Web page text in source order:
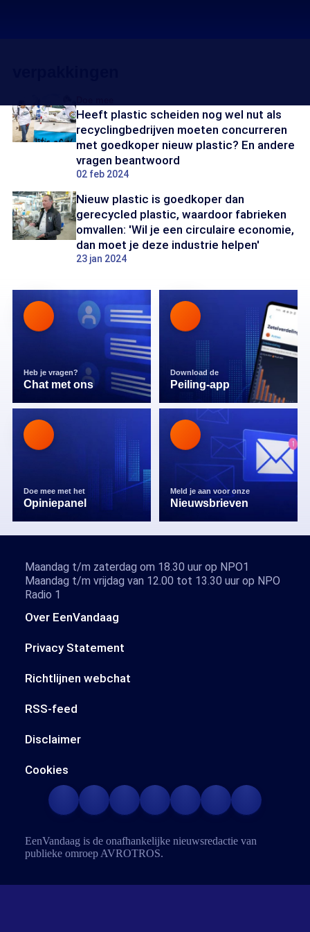
Heeft plastic scheiden nog wel nut als
recyclingbedrijven moeten concurreren
met goedkoper nieuw plastic? En andere
vragen beantwoord
02 feb 2024
Nieuw plastic is goedkoper dan
gerecycled plastic, waardoor fabrieken
omvallen: 'Wil je een circulaire economie,
dan moet je deze industrie helpen'
23 jan 2024
Heb je vragen?
Chat met ons
Download de
Peiling-app
Doe mee met het
Opiniepanel
Meld je aan voor onze
Nieuwsbrieven
Over EenVandaag
Privacy Statement
Richtlijnen webchat
RSS-feed
Disclaimer
Cookies
Maandag t/m zaterdag om 18.30 uur op NPO1
Maandag t/m vrijdag van 12.00 tot 13.30 uur op NPO
Radio 1
EenVandaag is de onafhankelijke nieuwsredactie van
publieke omroep AVROTROS.